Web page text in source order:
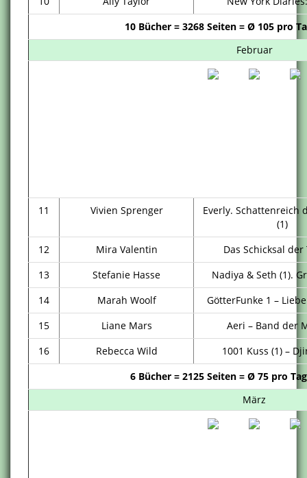
10 Bücher = 3268 Seiten = Ø 105 pro
Februar
11 Vivien Sprenger
Everly. Schattenreich
(1)
12
Mira Valentin
Das Schicksal
13
Stefanie Hasse
Nadiya & Seth (1).
14
Marah Woolf
GötterFunke 1 –
15
Liane Mars
Aeri – Band der
16
Rebecca Wild
1001 Kuss (1) –
6 Bücher = 2125 Seiten = Ø 75 pro Tag
März